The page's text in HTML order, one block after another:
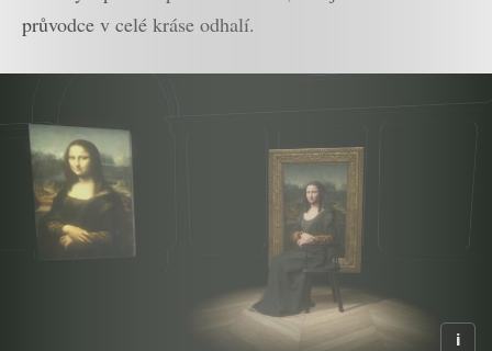
průvodce v celé kráse odhalí.